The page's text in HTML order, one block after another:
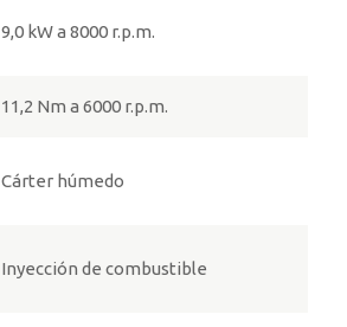
9,0 kW a 8000 r.p.m.
11,2 Nm a 6000 r.p.m.
Cárter húmedo
Inyección de combustible